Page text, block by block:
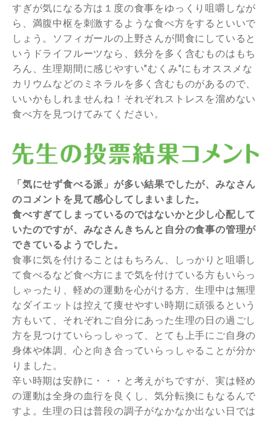
すぎが気になる方は１度の食事をゆっくり咀嚼しなが
ら、満腹中枢を刺激するような食べ方をするといいで
しょう。ソフィガールの上野さんが間食にしていると
いうドライフルーツなら、鉄分を多く含むものはもち
ろん、生理期間に感じやすい"むくみ"にもオススメな
カリウムなどのミネラルを多く含むものがあるので、
いいかもしれませんね！それぞれストレスを溜めない
食べ方を見つけてみてください。
「気にせず食べる派」が多い結果でしたが、みなさん
のコメントを見て感心してしまいました。
食べすぎてしまっているのではないかと少し心配して
いたのですが、みなさんきちんと自分の食事の管理が
できているようでした。
食事に気を付けることはもちろん、しっかりと咀嚼し
て食べるなど食べ方にまで気を付けている方もいらっ
しゃったり、軽めの運動を心がける方、生理中は無理
なダイエットは控えて痩せやすい時期に頑張るという
方もいて、それぞれご自分にあった生理の日の過ごし
方を見つけていらっしゃって、とても上手にご自身の
身体や体調、心と向き合っていらっしゃることが分か
りました。
辛い時期は安静に・・・と考えがちですが、実は軽め
の運動は全身の血行を良くし、気分転換にもなるんで
すよ。生理の日は普段の調子がなかなか出ない日では